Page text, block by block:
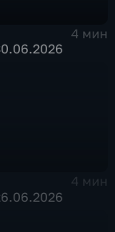
4 мин
4 мин